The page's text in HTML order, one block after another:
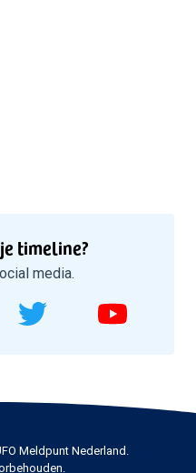
timeline?
media.
Meldpunt Nederland.